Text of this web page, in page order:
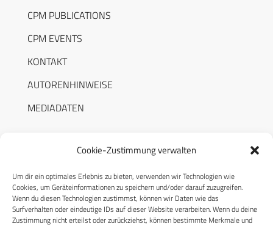
Cookie-Zustimmung verwalten
Um dir ein optimales Erlebnis zu bieten, verwenden wir Technologien wie
Cookies, um Geräteinformationen zu speichern und/oder darauf zuzugreifen.
Wenn du diesen Technologien zustimmst, können wir Daten wie das
Surfverhalten oder eindeutige IDs auf dieser Website verarbeiten. Wenn du deine
Zustimmung nicht erteilst oder zurückziehst, können bestimmte Merkmale und
CPM PUBLICATIONS
CPM EVENTS
KONTAKT
AUTORENHINWEISE
MEDIADATEN
RECHTLICHES
Datenschutzerklärung